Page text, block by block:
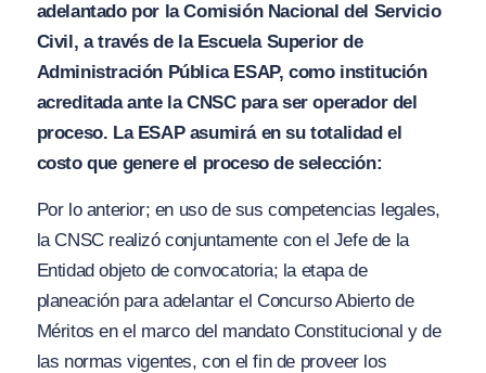
adelantado por la Comisión Nacional del Servicio
Civil, a través de la Escuela Superior de
Administración Pública ESAP, como institución
acreditada ante la CNSC para ser operador del
proceso. La ESAP asumirá en su totalidad el
costo que genere el proceso de selección:
Por lo anterior; en uso de sus competencias legales,
la CNSC realizó conjuntamente con el Jefe de la
Entidad objeto de convocatoria; la etapa de
planeación para adelantar el Concurso Abierto de
Méritos en el marco del mandato Constitucional y de
las normas vigentes, con el fin de proveer los